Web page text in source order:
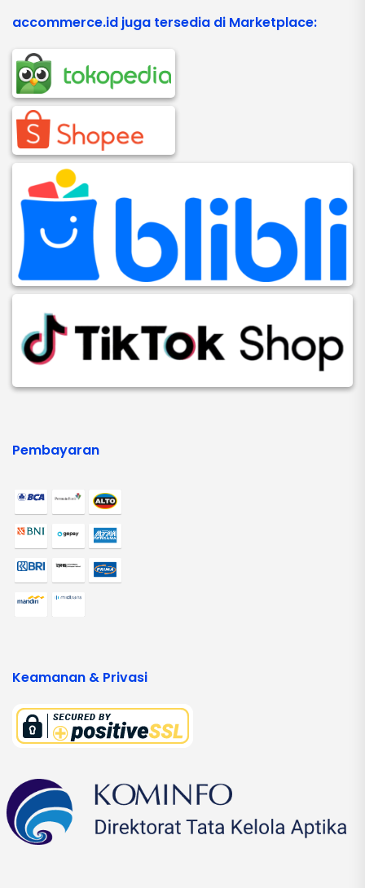
accommerce.id juga tersedia di Marketplace:
Pembayaran
Keamanan & Privasi